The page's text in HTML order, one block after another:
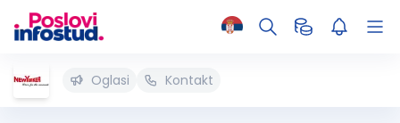
Oglasi Kontakt